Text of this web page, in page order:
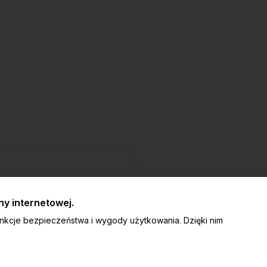
zdecydujesz się na zakup
kosztów dla Ciebie.
internetowej.
bezpieczeństwa i wygody użytkowania. Dzięki nim